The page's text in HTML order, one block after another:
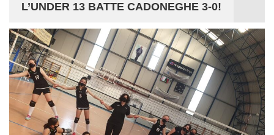
L’UNDER 13 BATTE CADONEGHE 3-0!